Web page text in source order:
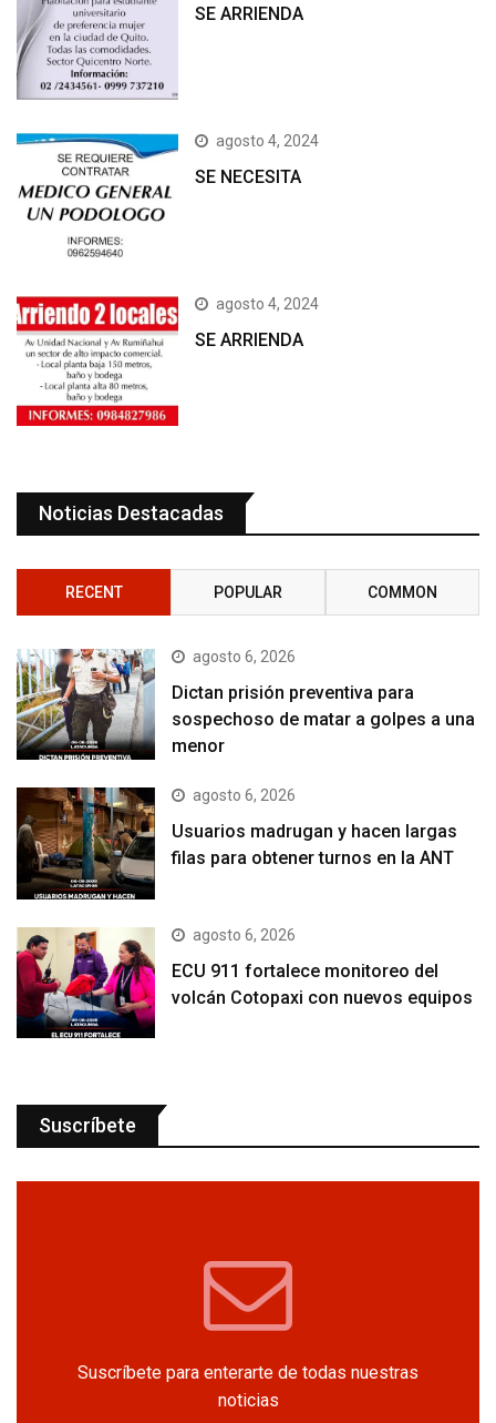
SE ARRIENDA
agosto 4, 2024
SE NECESITA
agosto 4, 2024
SE ARRIENDA
Noticias Destacadas
RECENT POPULAR COMMON
agosto 6, 2026
Dictan prisión preventiva para
sospechoso de matar a golpes a una
menor
agosto 6, 2026
Usuarios madrugan y hacen largas
filas para obtener turnos en la ANT
agosto 6, 2026
ECU 911 fortalece monitoreo del
volcán Cotopaxi con nuevos equipos
Suscríbete
Suscríbete para enterarte de todas nuestras
noticias